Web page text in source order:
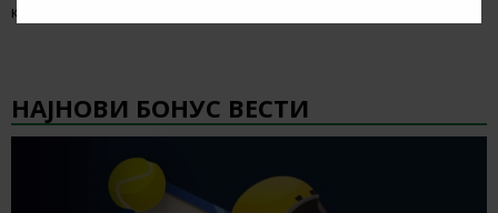
квалификациите за Лига Европа и Лига
НАЈНОВИ БОНУС ВЕСТИ